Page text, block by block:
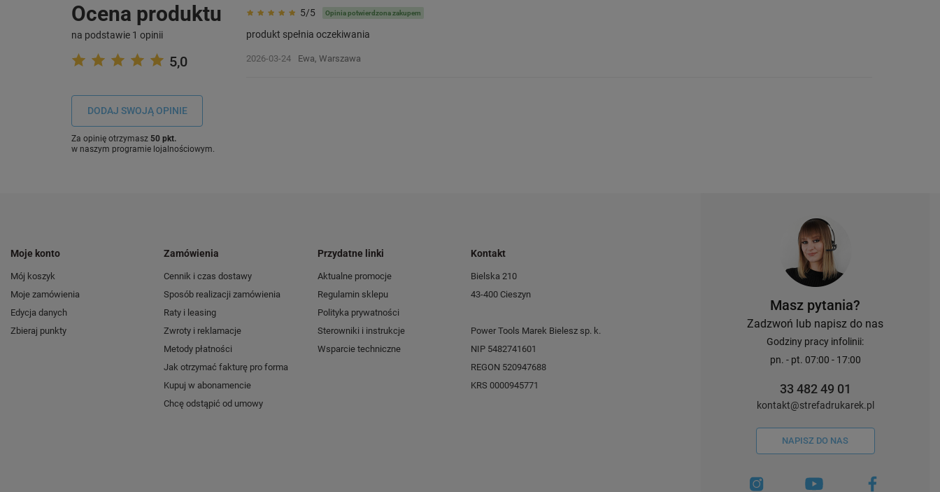
Ocena produktu
na podstawie 1 opinii
5,0
DODAJ SWOJĄ OPINIE
Za opinię otrzymasz 50 pkt.
w naszym programie lojalnościowym.
5/5 Opinia potwierdzona zakupem
produkt spełnia oczekiwania
2026-03-24 Ewa, Warszawa
Moje konto
Mój koszyk
Moje zamówienia
Edycja danych
Zbieraj punkty
Zamówienia
Cennik i czas dostawy
Sposób realizacji zamówienia
Raty i leasing
Zwroty i reklamacje
Metody płatności
Jak otrzymać fakturę pro forma
Kupuj w abonamencie
Chcę odstąpić od umowy
Przydatne linki
Aktualne promocje
Regulamin sklepu
Polityka prywatności
Sterowniki i instrukcje
Wsparcie techniczne
Kontakt
Bielska 210
43-400 Cieszyn
Power Tools Marek Bielesz sp. k.
NIP 5482741601
REGON 520947688
KRS 0000945771
Masz pytania?
Zadzwoń lub napisz do nas
Godziny pracy infolinii:
pn. - pt. 07:00 - 17:00
33 482 49 01
kontakt@strefadrukarek.pl
NAPISZ DO NAS